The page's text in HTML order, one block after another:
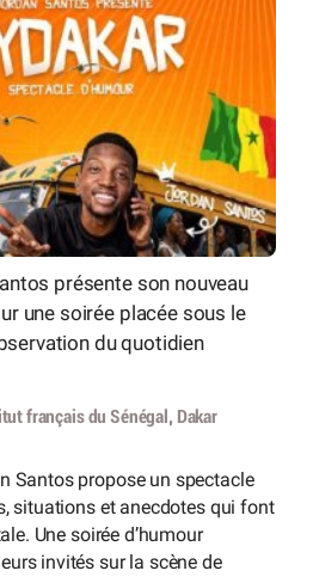
présente son nouveau
une soirée placée sous le
du quotidien
français du Sénégal, Dakar
Santos propose un spectacle
situations et anecdotes qui font
Une soirée d’humour
invités sur la scène de